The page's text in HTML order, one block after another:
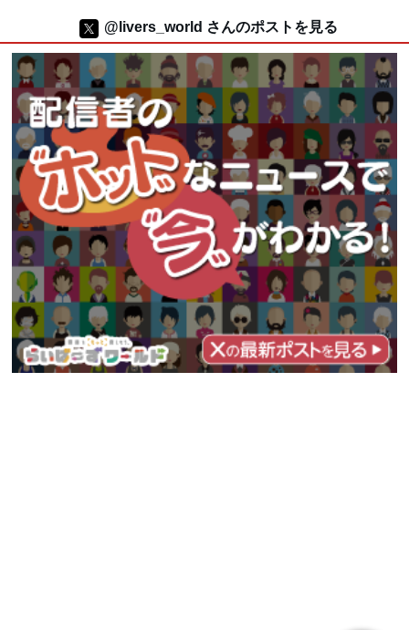
@livers_world さんのポストを見る